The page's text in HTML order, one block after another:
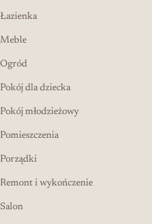
Łazienka
Meble
Ogród
Pokój dla dziecka
Pokój młodzieżowy
Pomieszczenia
Porządki
Remont i wykończenie
Salon